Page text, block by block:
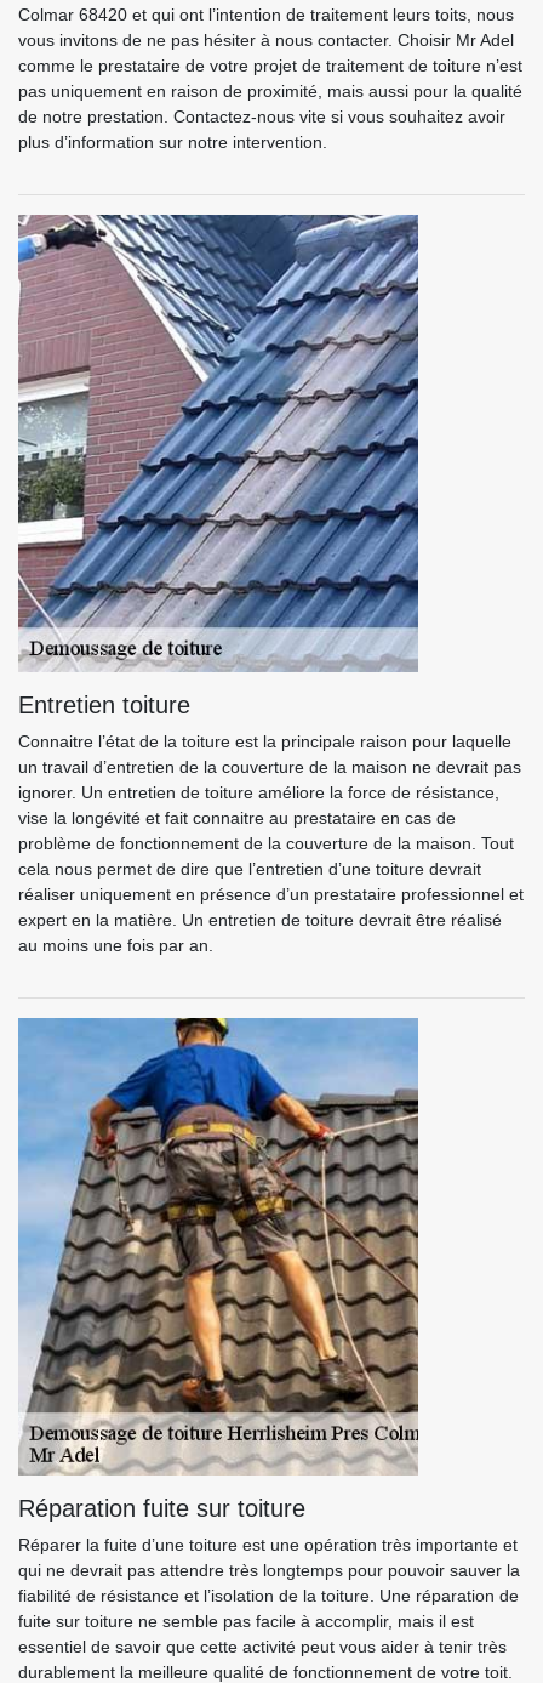
Colmar 68420 et qui ont l’intention de traitement leurs toits, nous
vous invitons de ne pas hésiter à nous contacter. Choisir Mr Adel
comme le prestataire de votre projet de traitement de toiture n’est
pas uniquement en raison de proximité, mais aussi pour la qualité
de notre prestation. Contactez-nous vite si vous souhaitez avoir
plus d’information sur notre intervention.
Entretien toiture
Connaitre l’état de la toiture est la principale raison pour laquelle
un travail d’entretien de la couverture de la maison ne devrait pas
ignorer. Un entretien de toiture améliore la force de résistance,
vise la longévité et fait connaitre au prestataire en cas de
problème de fonctionnement de la couverture de la maison. Tout
cela nous permet de dire que l’entretien d’une toiture devrait
réaliser uniquement en présence d’un prestataire professionnel et
expert en la matière. Un entretien de toiture devrait être réalisé
au moins une fois par an.
Réparation fuite sur toiture
Réparer la fuite d’une toiture est une opération très importante et
qui ne devrait pas attendre très longtemps pour pouvoir sauver la
fiabilité de résistance et l’isolation de la toiture. Une réparation de
fuite sur toiture ne semble pas facile à accomplir, mais il est
essentiel de savoir que cette activité peut vous aider à tenir très
durablement la meilleure qualité de fonctionnement de votre toit.